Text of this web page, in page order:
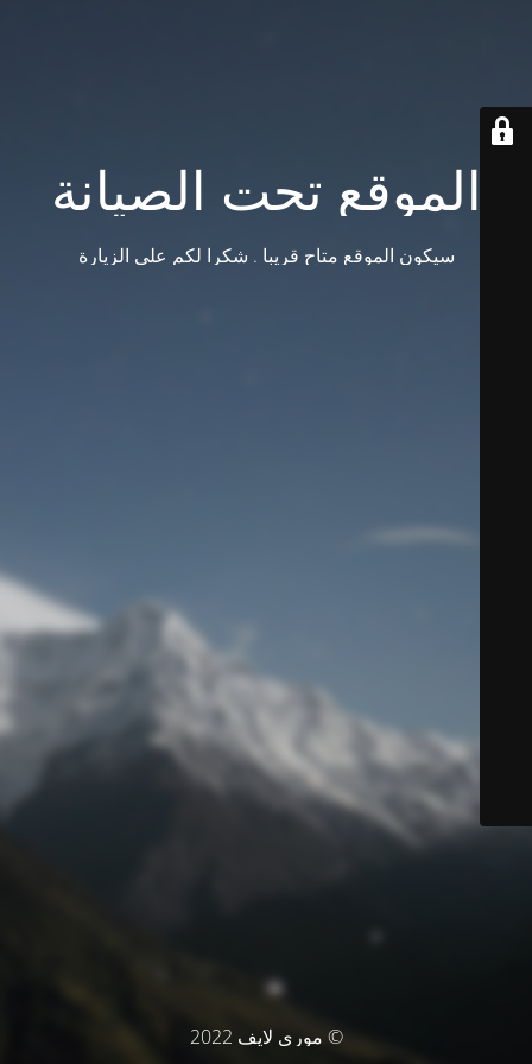
الموقع تحت الصيانة
سيكون الموقع متاح قريبا . شكرا لكم على الزيارة
© موري لايف 2022